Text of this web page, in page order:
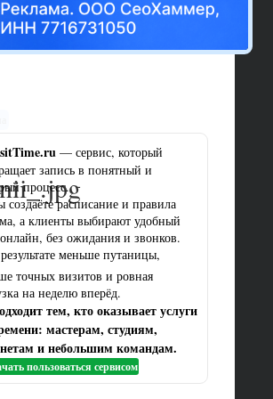
— сервис, который
запись в понятный и
процесс.
создаёте расписание и правила
а клиенты выбирают удобный
без ожидания и звонков.
меньше путаницы,
точных визитов и ровная
на неделю вперёд.
тем, кто оказывает услуги
мастерам, студиям,
и небольшим командам.
пользоваться сервисом